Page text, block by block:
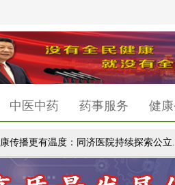
中医中药 药事服务 健
传播更有温度：同济医院持续探索公立...